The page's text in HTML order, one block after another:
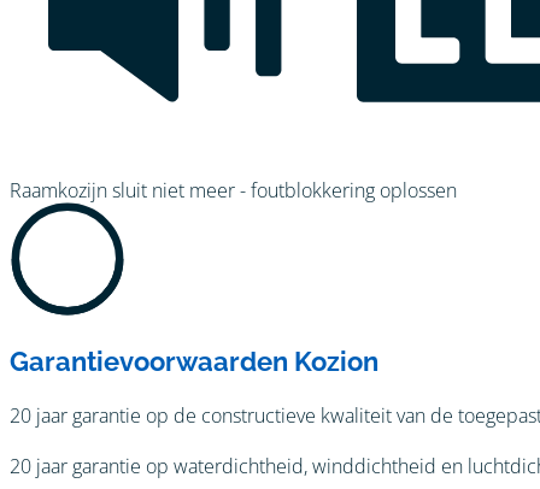
Raamkozijn sluit niet meer - foutblokkering oplossen
Garantievoorwaarden Kozion
20 jaar garantie op de constructieve kwaliteit van de
20 jaar garantie op waterdichtheid, winddichtheid en